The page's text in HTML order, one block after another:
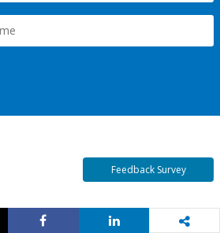
Feedback Survey